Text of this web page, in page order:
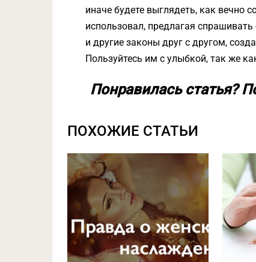
иначе будете выглядеть, как вечно
использовал, предлагая
и другие законы друг с другом,
Пользуйтесь им с улыбкой, так же
Понравилась статья?
ПОХОЖИЕ СТАТЬИ